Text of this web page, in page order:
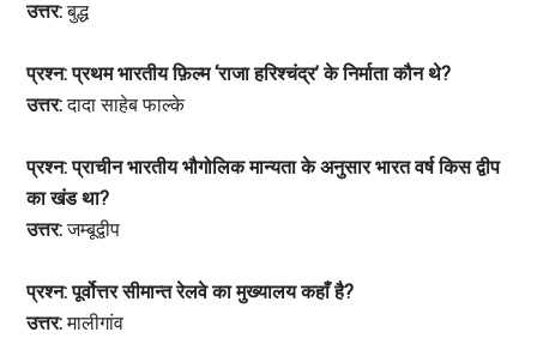
उत्तर:बुद्ध
प्रश्न: प्रथम भारतीय फ़िल्म ‘राजा हरिश्चंद्र’ के निर्माता कौन थे?
उत्तर:दादा साहेब फाल्के
प्रश्न: प्राचीन भारतीय भौगोलिक मान्यता के अनुसार भारत वर्ष किस द्वीप
का खंड था?
उत्तर:जम्बूद्वीप
प्रश्न: पूर्वोत्तर सीमान्त रेलवे का मुख्यालय कहाँ है?
उत्तर:मालीगांव